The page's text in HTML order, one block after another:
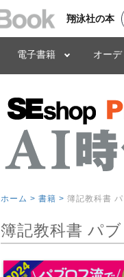
翔泳社の本
電子書籍 オー
ホーム > 書籍 > 簿記教科書
簿記教科書 パ